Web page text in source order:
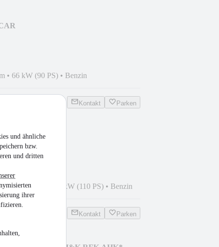
und ähnliche
bzw.
und dritten
ihrer
• 66 kW (90 PS) • Benzin
Kontakt Parken
•128.988 km 81 kW (110 PS) • Benzin
Kontakt Parken